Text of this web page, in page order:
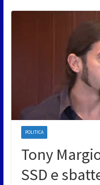
POLITICA
Tony
SSD e